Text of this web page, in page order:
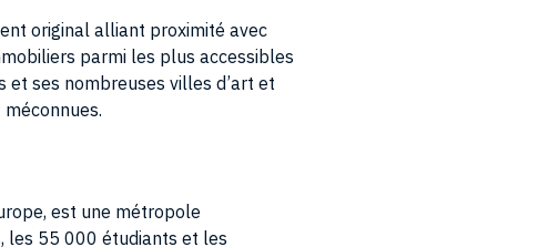
parmi les plus accessibles
et ses nombreuses villes d’art et
55 000 étudiants et les